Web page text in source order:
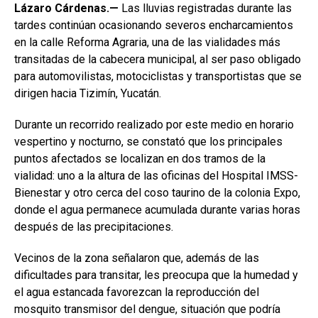
Lázaro Cárdenas.— Las lluvias registradas durante las
tardes continúan ocasionando severos encharcamientos
en la calle Reforma Agraria, una de las vialidades más
transitadas de la cabecera municipal, al ser paso obligado
para automovilistas, motociclistas y transportistas que se
dirigen hacia Tizimín, Yucatán.
Durante un recorrido realizado por este medio en horario
vespertino y nocturno, se constató que los principales
puntos afectados se localizan en dos tramos de la
vialidad: uno a la altura de las oficinas del Hospital IMSS-
Bienestar y otro cerca del coso taurino de la colonia Expo,
donde el agua permanece acumulada durante varias horas
después de las precipitaciones.
Vecinos de la zona señalaron que, además de las
dificultades para transitar, les preocupa que la humedad y
el agua estancada favorezcan la reproducción del
mosquito transmisor del dengue, situación que podría